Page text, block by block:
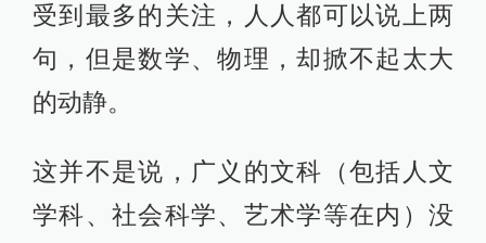
受到最多的关注，人人都可以说上两
句，但是数学、物理，却掀不起太大
的动静。
这并不是说，广义的文科（包括人文
学科、社会科学、艺术学等在内）没